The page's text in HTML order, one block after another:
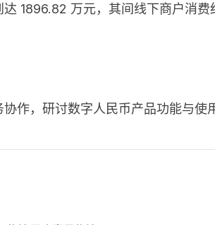
达 1896.82 万元，其间线下商户消
作，研讨数字人民币产品功能与使